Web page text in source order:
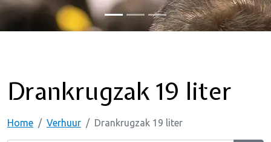
Drankrugzak 19 liter
Home Verhuur Drankrugzak 19 liter